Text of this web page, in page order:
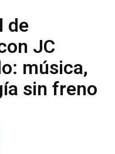
de
JC
música,
sin freno